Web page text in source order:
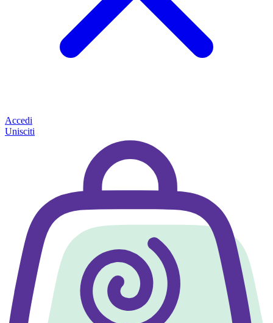
Accedi
Unisciti